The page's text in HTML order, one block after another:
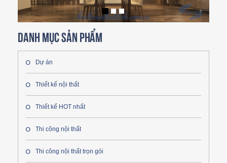
Danh mục sản phẩm
Dự án
Thiết kế nội thất
Thiết kế HOT nhất
Thi công nội thất
Thi công nội thất trọn gói